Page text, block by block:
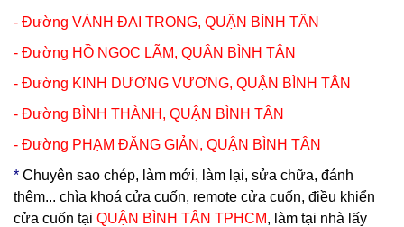
- Đường VÀNH ĐAI TRONG, QUẬN BÌNH TÂN
- Đường HỒ NGỌC LÃM, QUẬN BÌNH TÂN
- Đường KINH DƯƠNG VƯƠNG, QUẬN BÌNH TÂN
- Đường BÌNH THÀNH, QUẬN BÌNH TÂN
- Đường PHẠM ĐĂNG GIẢN, QUẬN BÌNH TÂN
* Chuyên sao chép, làm mới, làm lại, sửa chữa, đánh
thêm... chìa khoá cửa cuốn, remote cửa cuốn, điều khiển
cửa cuốn tại QUẬN BÌNH TÂN TPHCM, làm tại nhà lấy